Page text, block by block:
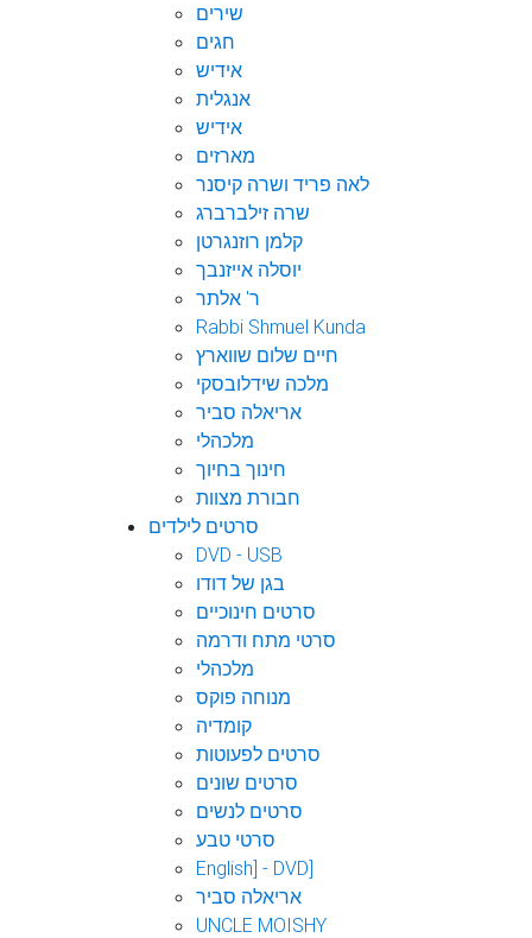
שירים
חגים
אידיש
אנגלית
אידיש
מארזים
לאה פריד ושרה קיסנר
שרה זילברברג
קלמן רוזנגרטן
יוסלה אייזנבך
ר' אלתר
Rabbi Shmuel Kunda
חיים שלום שווארץ
מלכה שידלובסקי
אריאלה סביר
מלכהלי
חינוך בחיוך
חבורת מצוות
סרטים לילדים
DVD - USB
בגן של דודו
סרטים חינוכיים
סרטי מתח ודרמה
מלכהלי
מנוחה פוקס
קומדיה
סרטים לפעוטות
סרטים שונים
סרטים לנשים
סרטי טבע
English] - DVD]
אריאלה סביר
UNCLE MOISHY